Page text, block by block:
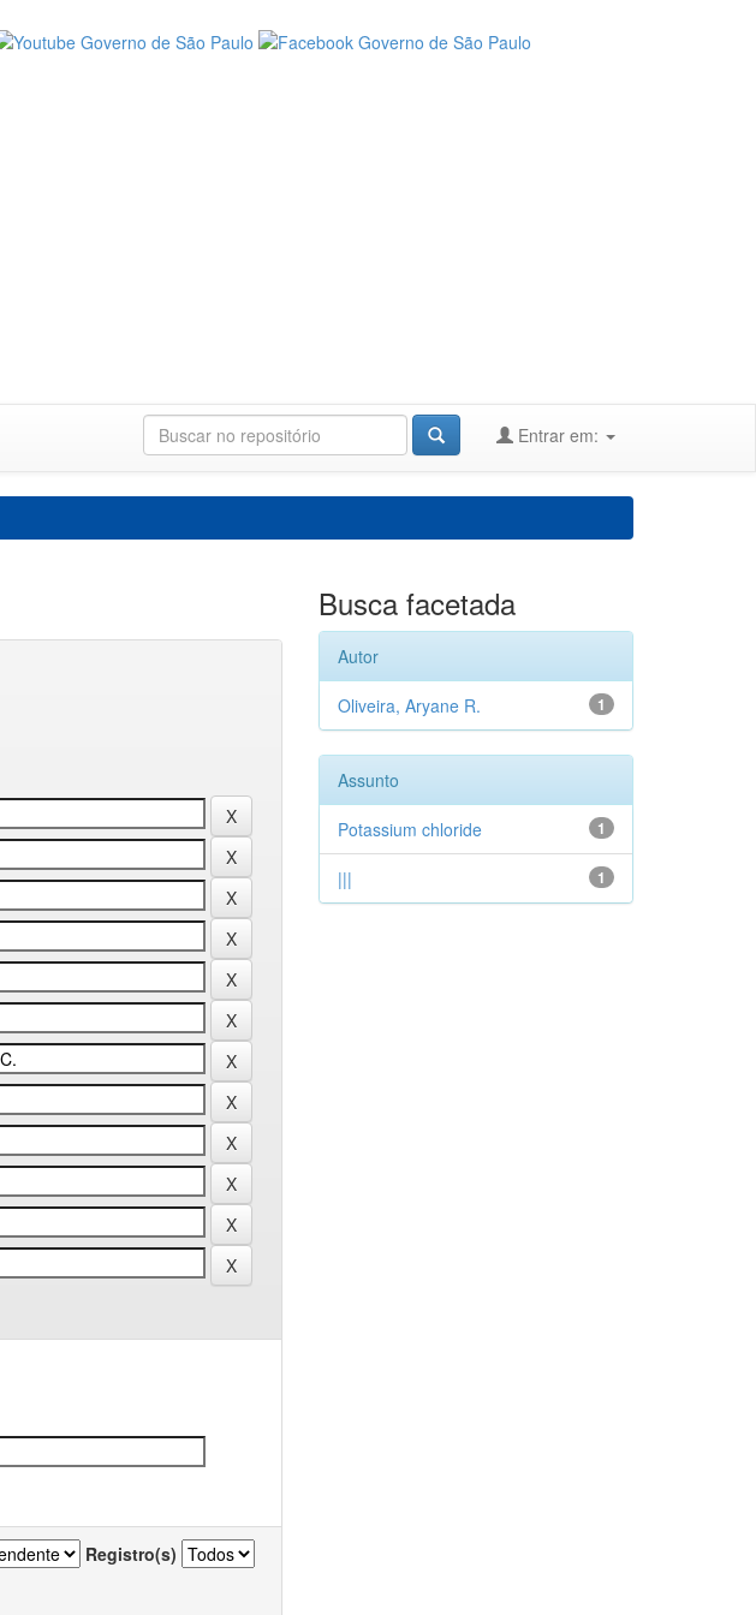
Entrar em:
Registro(s)
Busca facetada
Autor
1
Oliveira, Aryane R.
Assunto
1
Potassium chloride
1
|||